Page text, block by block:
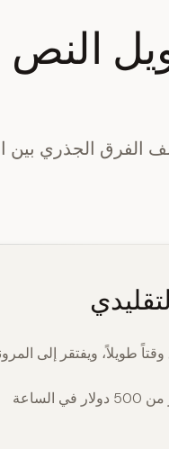
النص
الفرق الجذري بين
طويلاً، ويفتقر إلى